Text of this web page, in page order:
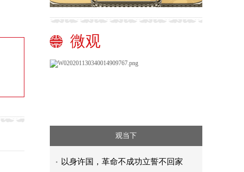
微观
观当下
以身许国，革命不成功立誓不回家